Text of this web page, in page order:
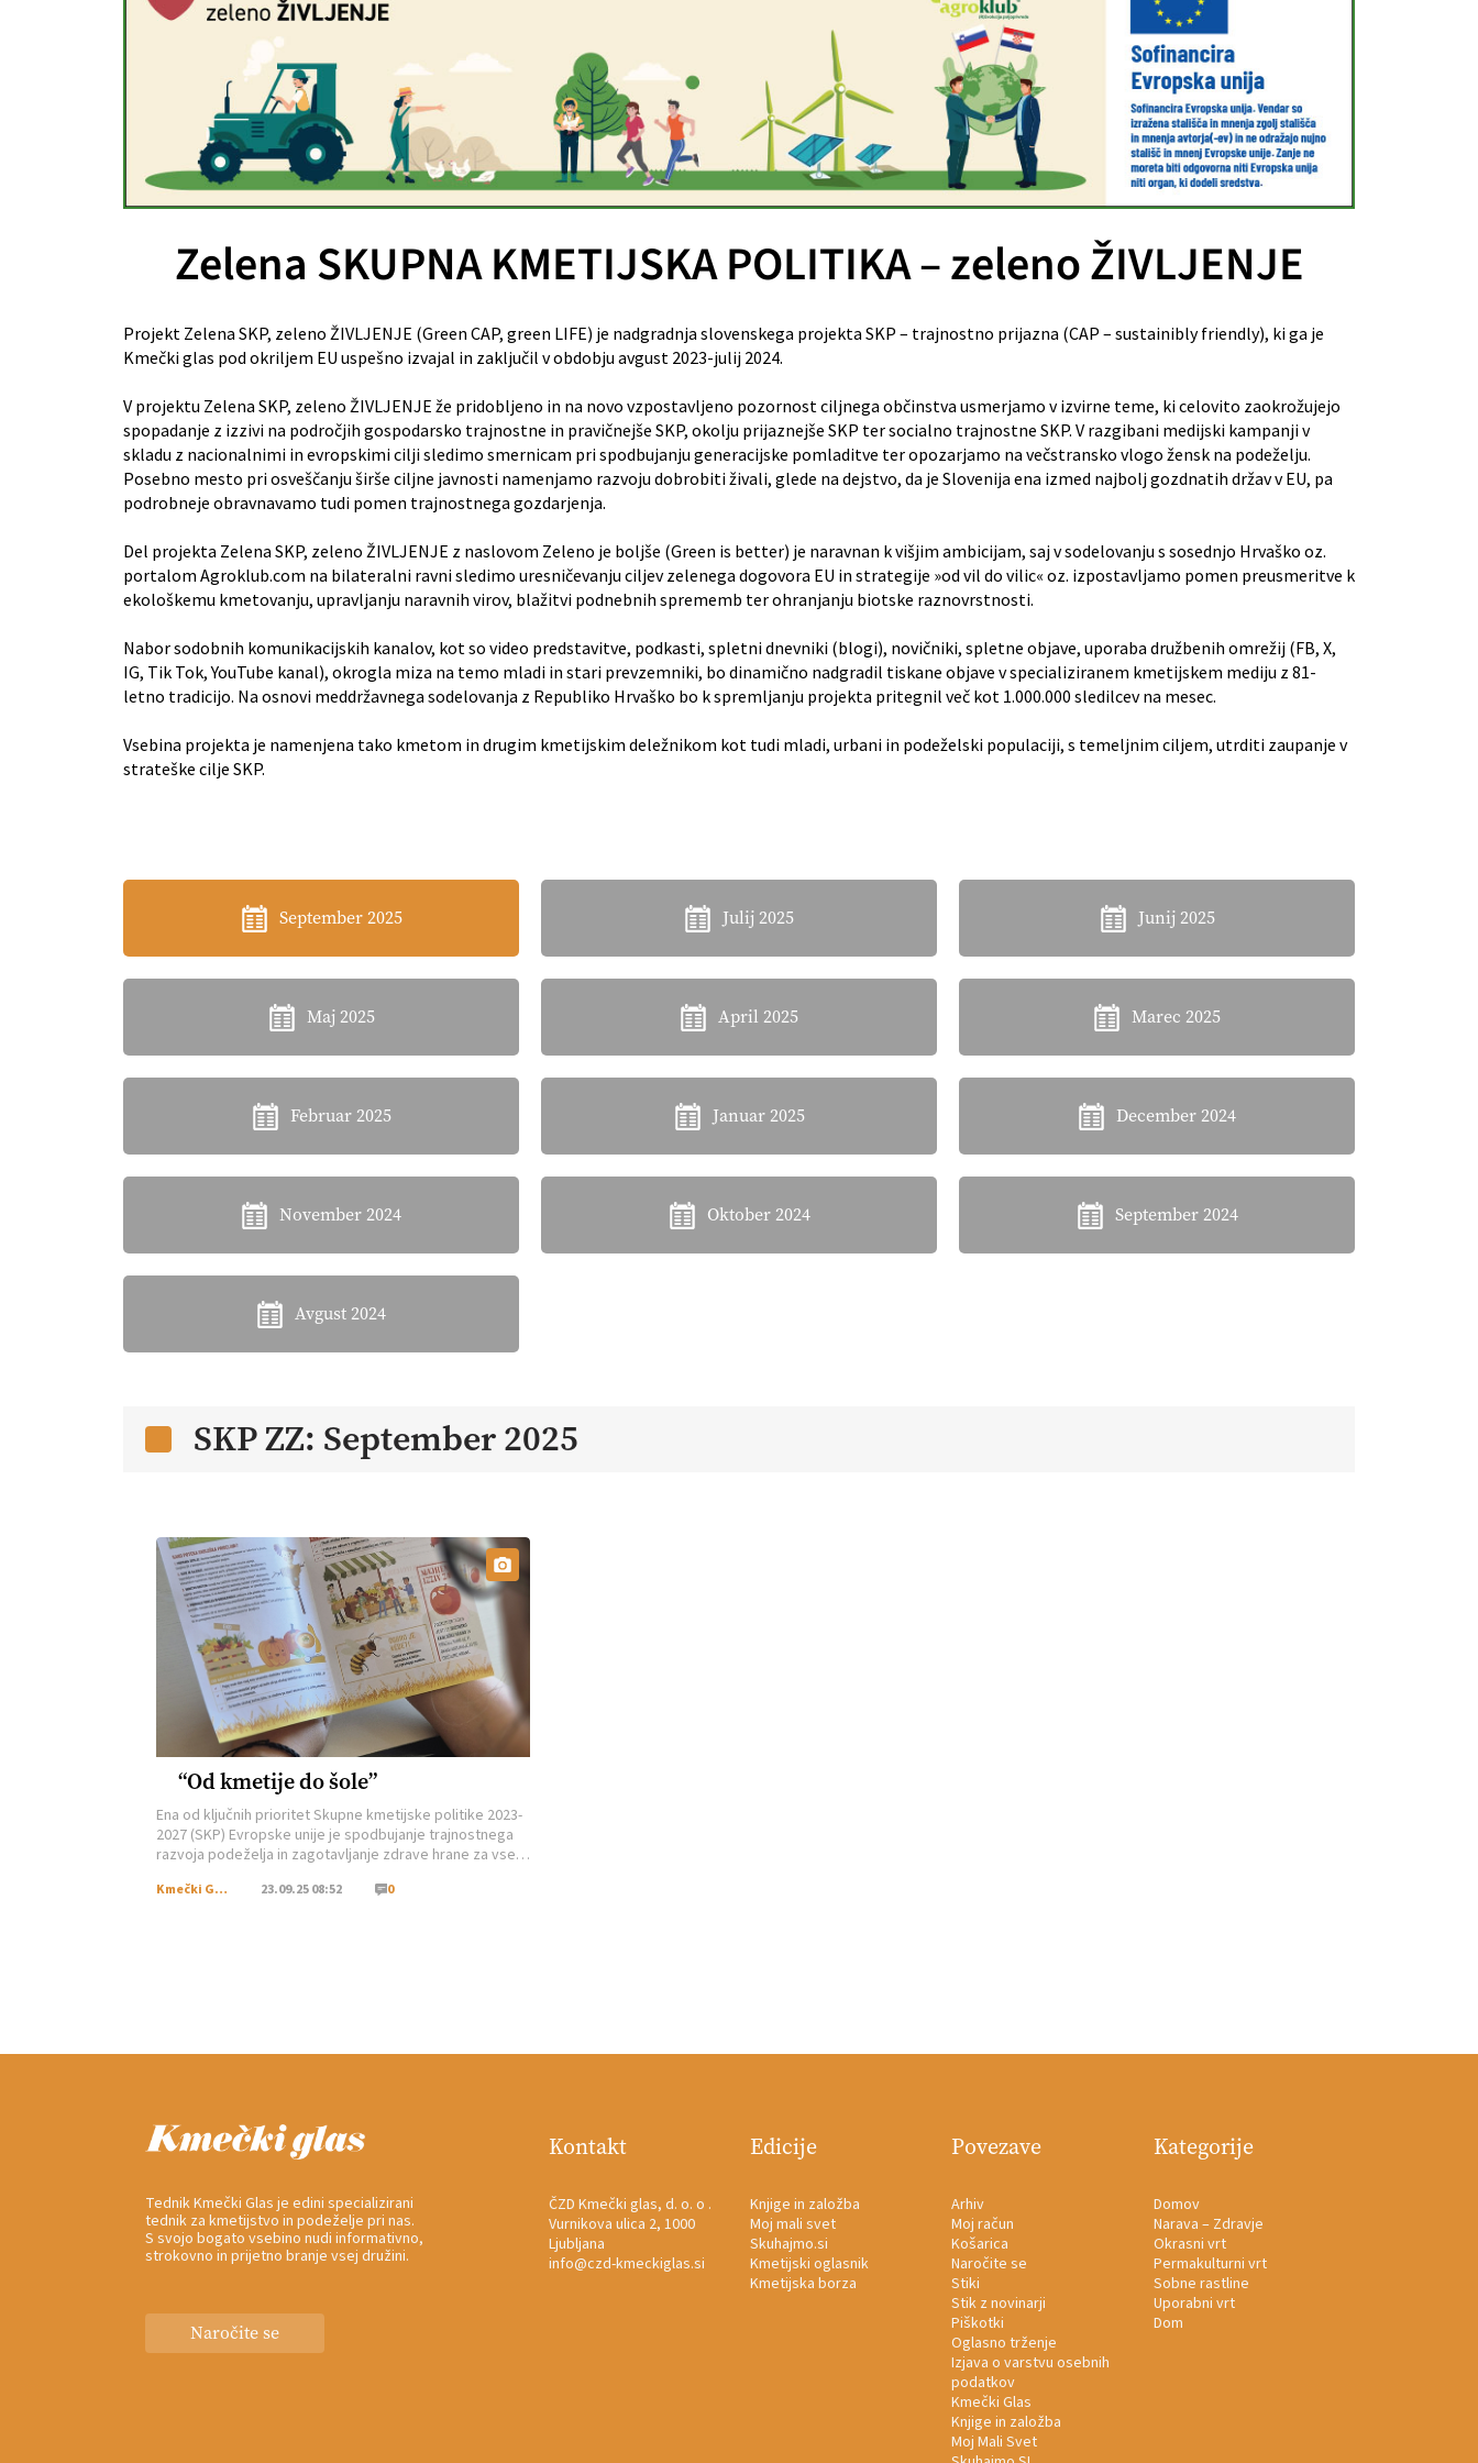
Zelena SKUPNA KMETIJSKA POLITIKA – zeleno ŽIVLJENJE
Projekt Zelena SKP, zeleno ŽIVLJENJE (Green CAP, green LIFE) je nadgradnja slovenskega projekta SKP – trajnostno prijazna (CAP – sustainibly friendly), ki ga je
Kmečki glas pod okriljem EU uspešno izvajal in zaključil v obdobju avgust 2023-julij 2024.
V projektu Zelena SKP, zeleno ŽIVLJENJE že pridobljeno in na novo vzpostavljeno pozornost ciljnega občinstva usmerjamo v izvirne teme, ki celovito zaokrožujejo
spopadanje z izzivi na področjih gospodarsko trajnostne in pravičnejše SKP, okolju prijaznejše SKP ter socialno trajnostne SKP. V razgibani medijski kampanji v
skladu z nacionalnimi in evropskimi cilji sledimo smernicam pri spodbujanju generacijske pomladitve ter opozarjamo na večstransko vlogo žensk na podeželju.
Posebno mesto pri osveščanju širše ciljne javnosti namenjamo razvoju dobrobiti živali, glede na dejstvo, da je Slovenija ena izmed najbolj gozdnatih držav v EU, pa
podrobneje obravnavamo tudi pomen trajnostnega gozdarjenja.
Del projekta Zelena SKP, zeleno ŽIVLJENJE z naslovom Zeleno je boljše (Green is better) je naravnan k višjim ambicijam, saj v sodelovanju s sosednjo Hrvaško oz.
portalom Agroklub.com na bilateralni ravni sledimo uresničevanju ciljev zelenega dogovora EU in strategije »od vil do vilic« oz. izpostavljamo pomen preusmeritve k
ekološkemu kmetovanju, upravljanju naravnih virov, blažitvi podnebnih sprememb ter ohranjanju biotske raznovrstnosti.
Nabor sodobnih komunikacijskih kanalov, kot so video predstavitve, podkasti, spletni dnevniki (blogi), novičniki, spletne objave, uporaba družbenih omrežij (FB, X,
IG, Tik Tok, YouTube kanal), okrogla miza na temo mladi in stari prevzemniki, bo dinamično nadgradil tiskane objave v specializiranem kmetijskem mediju z 81-
letno tradicijo. Na osnovi meddržavnega sodelovanja z Republiko Hrvaško bo k spremljanju projekta pritegnil več kot 1.000.000 sledilcev na mesec.
Vsebina projekta je namenjena tako kmetom in drugim kmetijskim deležnikom kot tudi mladi, urbani in podeželski populaciji, s temeljnim ciljem, utrditi zaupanje v
strateške cilje SKP.
September 2025 Julij 2025 Junij 2025
Maj 2025 April 2025 Marec 2025
Februar 2025 Januar 2025 December 2024
November 2024 Oktober 2024 September 2024
Avgust 2024
SKP ZZ: September 2025
“Od kmetije do šole”
Ena od ključnih prioritet Skupne kmetijske politike 2023-
2027 (SKP) Evropske unije je spodbujanje trajnostnega
razvoja podeželja in zagotavljanje zdrave hrane za vse
ekološko kmetijstvo. Ta krepi prehod v okolju
Kmečki Glas 23.09.25 08:52 0
Tednik Kmečki Glas je edini specializirani
tednik za kmetijstvo in podeželje pri nas.
S svojo bogato vsebino nudi informativno,
strokovno in prijetno branje vsej družini.
Naročite se
Kontakt
ČZD Kmečki glas, d. o. o .
Vurnikova ulica 2, 1000
Ljubljana
info@czd-kmeckiglas.si
Edicije
Knjige in založba
Moj mali svet
Skuhajmo.si
Kmetijski oglasnik
Kmetijska borza
Povezave
Arhiv
Moj račun
Košarica
Naročite se
Stiki
Stik z novinarji
Piškotki
Oglasno trženje
Izjava o varstvu osebnih
podatkov
Kmečki Glas
Knjige in založba
Moj Mali Svet
Kategorije
Domov
Narava – Zdravje
Okrasni vrt
Permakulturni vrt
Sobne rastline
Uporabni vrt
Dom